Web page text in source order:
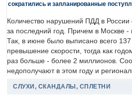
сократились и запланированные
Количество нарушений ПДД в России
за последний год. Причем в Москве -
Так, в июне было выписано всего
превышение скорости, тогда как
раз больше - более 2 миллионов.
недополучают в этом году и
СЛУХИ, СКАНДАЛЫ, СПЛЕТНИ